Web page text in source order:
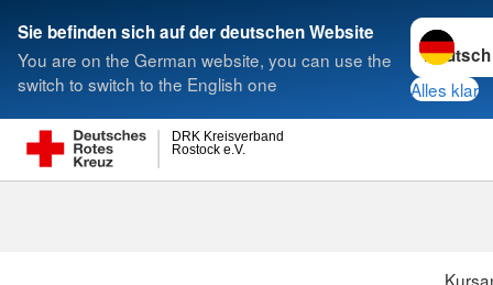
Sie befinden sich auf der deutschen Website
You are on the German website, you can use the
switch to switch to the English one
Sprache
Alles klar
Rostock e.V.
DRK Kreisverband
Suche